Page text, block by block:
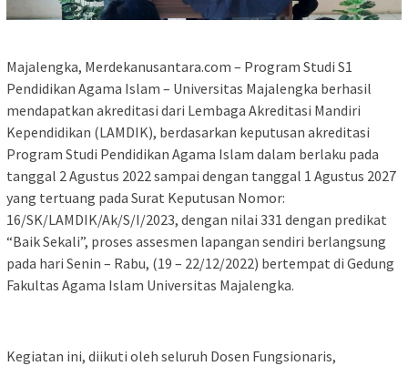
Majalengka, Merdekanusantara.com – Program Studi S1
Pendidikan Agama Islam – Universitas Majalengka berhasil
mendapatkan akreditasi dari Lembaga Akreditasi Mandiri
Kependidikan (LAMDIK), berdasarkan keputusan akreditasi
Program Studi Pendidikan Agama Islam dalam berlaku pada
tanggal 2 Agustus 2022 sampai dengan tanggal 1 Agustus 2027
yang tertuang pada Surat Keputusan Nomor:
16/SK/LAMDIK/Ak/S/I/2023, dengan nilai 331 dengan predikat
“Baik Sekali”, proses assesmen lapangan sendiri berlangsung
pada hari Senin – Rabu, (19 – 22/12/2022) bertempat di Gedung
Fakultas Agama Islam Universitas Majalengka.
Kegiatan ini, diikuti oleh seluruh Dosen Fungsionaris,